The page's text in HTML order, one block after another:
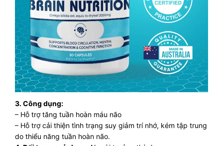
3. Công dụng:
– Hỗ trợ tăng tuần hoàn máu não
– Hỗ trợ cải thiện tình trạng suy giảm trí nhớ, kém tập trung
do thiểu năng tuần hoàn não.